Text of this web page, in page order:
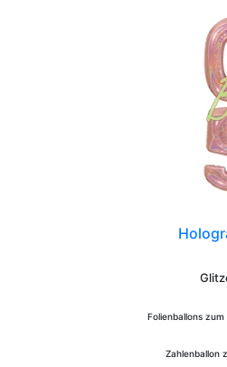
Folienballons
Zahlenballon